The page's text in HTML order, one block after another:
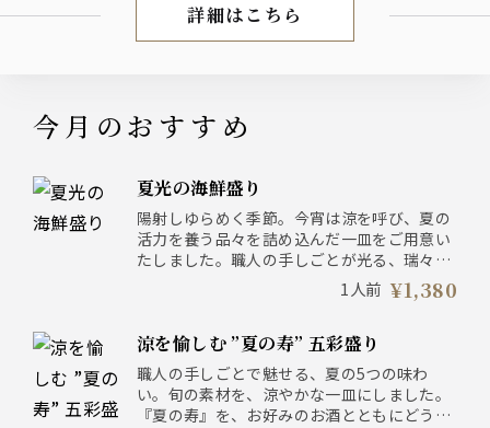
お盆期間限定コース
詳細はこちら
今月のおすすめ
夏光の海鮮盛り
陽射しゆらめく季節。今宵は涼を呼び、夏の
活力を養う品々を詰め込んだ一皿をご用意い
たしました。職人の手しごとが光る、瑞々し
い夏の海の幸をどうぞ心ゆくまでお楽しみく
ださい。まずは、磯の香を纏わせた真鯛の昆
八の旨味をご堪能いただき、爽やかな水蛸の
梅和えを肴に、冷えた一杯を。仕上げには、
鰻のアテ握りと、滋味深い煮蛤の手巻き寿司
を。夏の宵、心潤うひとときを。
1人前 ¥1,380
涼を愉しむ ”夏の寿” 五彩盛り
職人の手しごとで魅せる、夏の5つの味わ
い。旬の素材を、涼やかな一皿にしました。
『夏の寿』を、お好みのお酒とともにどう